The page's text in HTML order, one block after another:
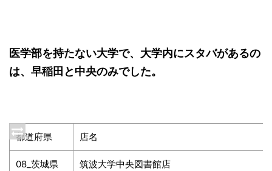
医学部を持たない大学で、大学内にスタバがあるの
は、早稲田と中央のみでした。
都道府県 店名
08_茨城県 筑波大学中央図書館店